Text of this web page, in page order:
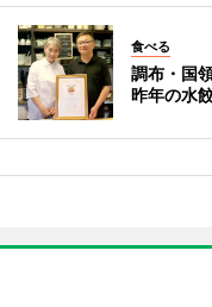
食べる
調布・国
昨年の水